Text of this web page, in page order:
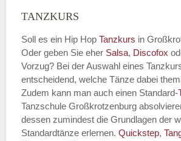
Kontakt Telefonnummer
Name des Tanzkurs *
Tanzart*
TANZKURS
Soll es ein Hip Hop Tanzkurs in
Oder geben Sie eher Salsa, Discofox
Vorzug? Bei der Auswahl eines
entscheidend, welche Tänze dabei
Zudem kann man auch einen Standard-
Tanzschule Großkrotzenburg
dessen zumindest die Grundlagen der
Standardtänze erlernen. Quickstep,